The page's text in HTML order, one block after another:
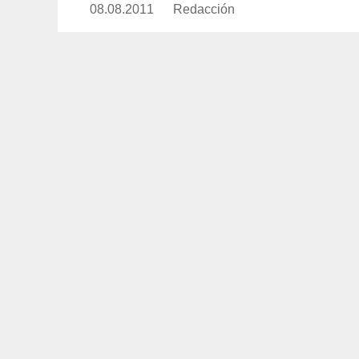
Publicado
08.08.2011 https://www.experimenta.es/
Redacción